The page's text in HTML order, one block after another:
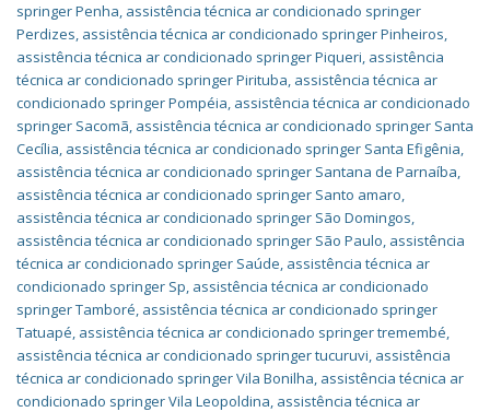
springer Penha, assistência técnica ar condicionado springer
Perdizes, assistência técnica ar condicionado springer Pinheiros,
assistência técnica ar condicionado springer Piqueri, assistência
técnica ar condicionado springer Pirituba, assistência técnica ar
condicionado springer Pompéia, assistência técnica ar condicionado
springer Sacomã, assistência técnica ar condicionado springer Santa
Cecília, assistência técnica ar condicionado springer Santa Efigênia,
assistência técnica ar condicionado springer Santana de Parnaíba,
assistência técnica ar condicionado springer Santo amaro,
assistência técnica ar condicionado springer São Domingos,
assistência técnica ar condicionado springer São Paulo, assistência
técnica ar condicionado springer Saúde, assistência técnica ar
condicionado springer Sp, assistência técnica ar condicionado
springer Tamboré, assistência técnica ar condicionado springer
Tatuapé, assistência técnica ar condicionado springer tremembé,
assistência técnica ar condicionado springer tucuruvi, assistência
técnica ar condicionado springer Vila Bonilha, assistência técnica ar
condicionado springer Vila Leopoldina, assistência técnica ar